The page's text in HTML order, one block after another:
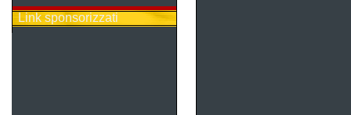
Link sponsorizzati